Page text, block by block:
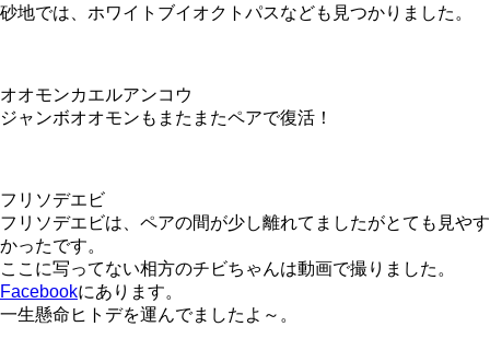
砂地では、ホワイトブイオクトパスなども見つかりました。
オオモンカエルアンコウ
ジャンボオオモンもまたまたペアで復活！
フリソデエビ
フリソデエビは、ペアの間が少し離れてましたがとても見やす
かったです。
ここに写ってない相方のチビちゃんは動画で撮りました。
Facebookにあります。
一生懸命ヒトデを運んでましたよ～。